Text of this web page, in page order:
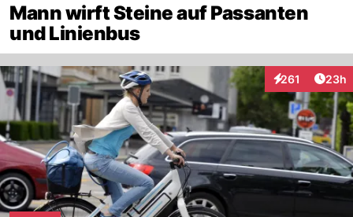
Mann wirft Steine auf Passanten
und Linienbus
261
Interaktionen
23h